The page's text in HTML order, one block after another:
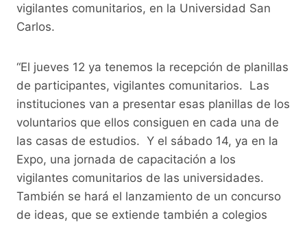
vigilantes comunitarios, en la Universidad San
Carlos.
“El jueves 12 ya tenemos la recepción de planillas
de participantes, vigilantes comunitarios. Las
instituciones van a presentar esas planillas de los
voluntarios que ellos consiguen en cada una de
las casas de estudios. Y el sábado 14, ya en la
Expo, una jornada de capacitación a los
vigilantes comunitarios de las universidades.
También se hará el lanzamiento de un concurso
de ideas, que se extiende también a colegios